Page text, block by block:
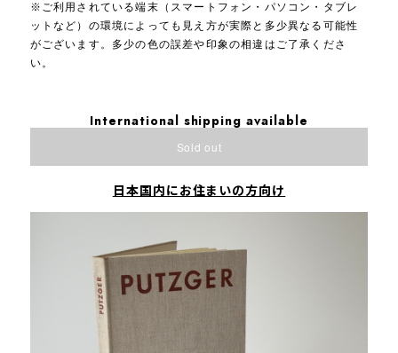
※ご利用されている端末（スマートフォン・パソコン・タブレ
ットなど）の環境によっても見え方が実際と多少異なる可能性
がございます。多少の色の誤差や印象の相違はご了承くださ
い。
International shipping available
Sold out
日本国内にお住まいの方向け